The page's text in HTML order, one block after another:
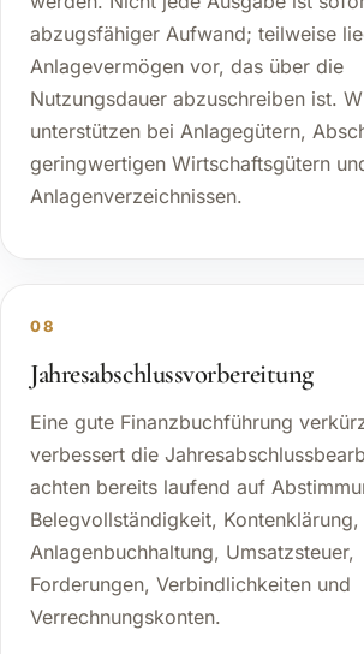
abzugsfähiger Aufwand; teilweise
Anlagevermögen vor, das über die
Nutzungsdauer abzuschreiben ist.
unterstützen bei Anlagegütern,
geringwertigen Wirtschaftsgütern
Anlagenverzeichnissen.
08
Jahresabschlussvorbereitung
Eine gute Finanzbuchführung
verbessert die
achten bereits laufend auf
Belegvollständigkeit, Kontenklärung,
Anlagenbuchhaltung, Umsatzsteuer,
Forderungen, Verbindlichkeiten und
Verrechnungskonten.